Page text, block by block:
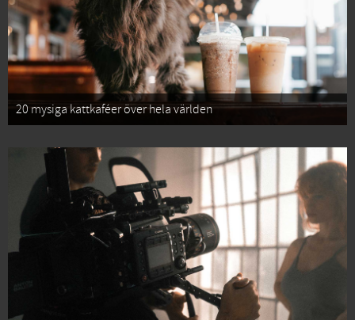
20 mysiga kattkaféer över hela världen